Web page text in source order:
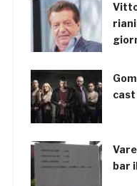
cast
bar